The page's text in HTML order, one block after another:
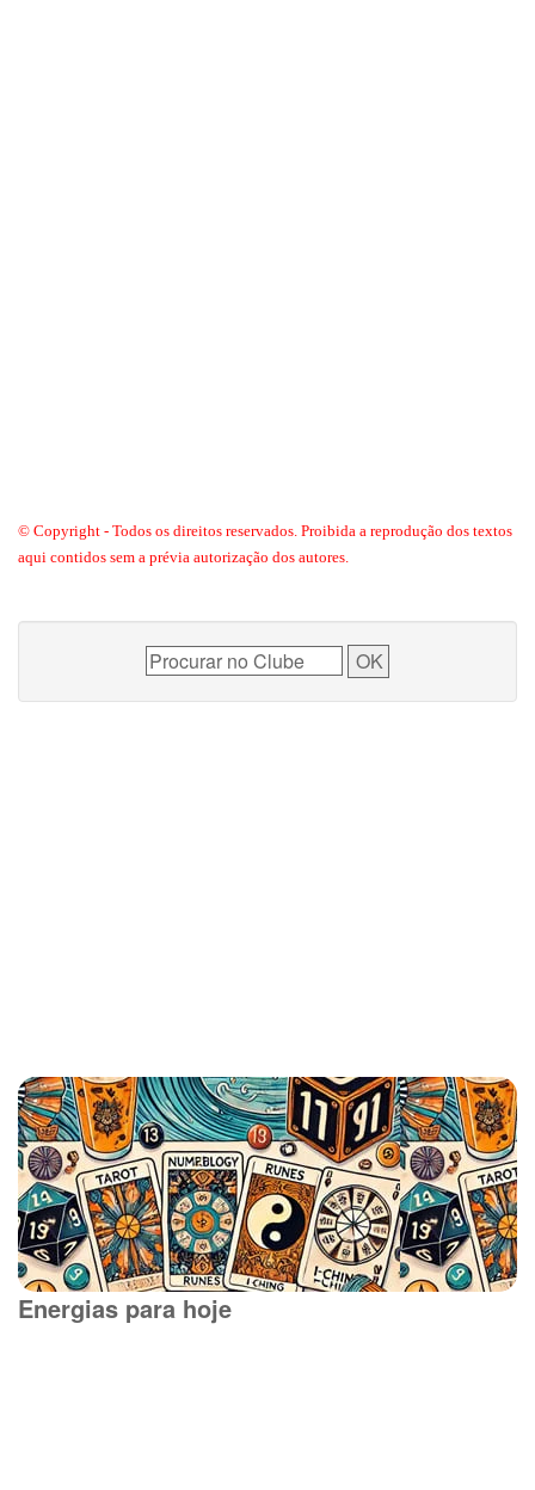
© Copyright - Todos os direitos reservados. Proibida a reprodução dos textos
aqui contidos sem a prévia autorização dos autores.
Energias para hoje